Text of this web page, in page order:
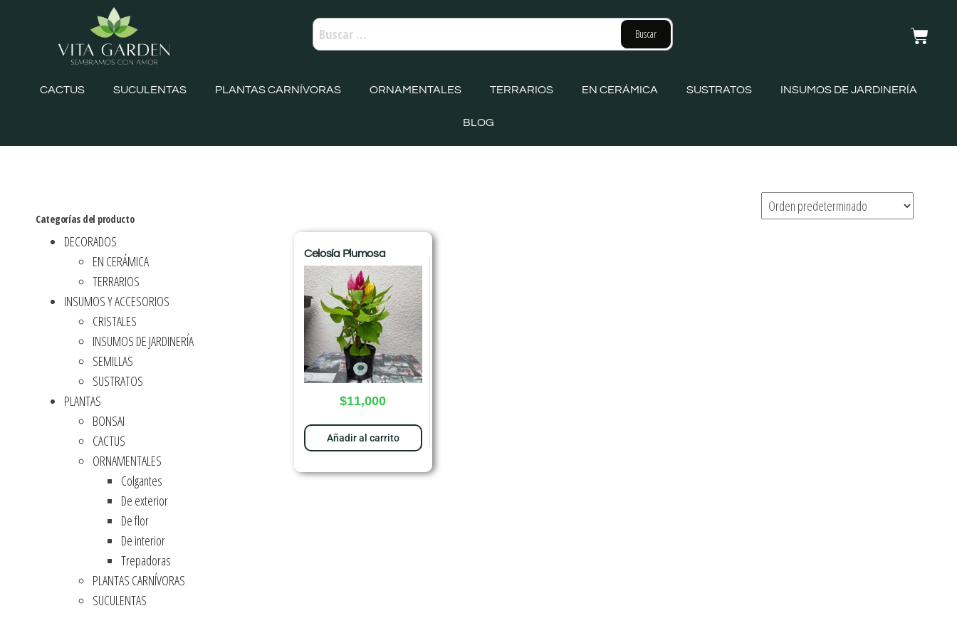
CACTUS SUCULENTAS PLANTAS CARNÍVORAS ORNAMENTALES TERRARIOS EN CERÁMICA SUSTRATOS INSUMOS DE JARDINERÍA
BLOG
Categorías del producto
DECORADOS
EN CERÁMICA
TERRARIOS
INSUMOS Y ACCESORIOS
CRISTALES
INSUMOS DE JARDINERÍA
SEMILLAS
SUSTRATOS
PLANTAS
BONSAI
CACTUS
ORNAMENTALES
Colgantes
De exterior
De flor
De interior
Trepadoras
PLANTAS CARNÍVORAS
SUCULENTAS
Celosía Plumosa
$11,000
Añadir al carrito